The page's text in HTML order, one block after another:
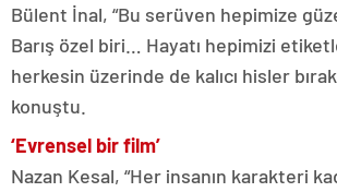
Bülent İnal, “Bu serüven hepimize
Barış özel biri… Hayatı hepimizi
herkesin üzerinde de kalıcı hisler
konuştu.
‘Evrensel bir film’
Nazan Kesal, “Her insanın karakteri